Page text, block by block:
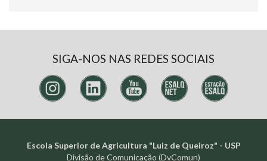
SIGA-NOS NAS REDES SOCIAIS
Escola Superior de Agricultura "Luiz de Queiroz" - USP
Divisão de Comunicação (DvComun)